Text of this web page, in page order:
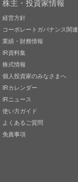
経営方針
コーポレートガバナンス関連
業績・財務情報
IR資料集
株式情報
個人投資家のみなさまへ
IRカレンダー
IRニュース
使い方ガイド
よくあるご質問
免責事項